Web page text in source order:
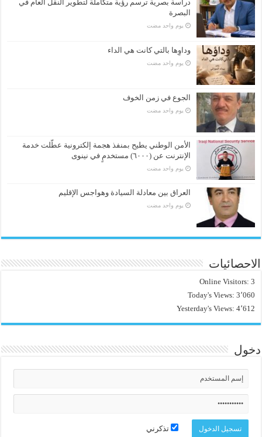
دراسة بصرية ترسم رؤية متكاملة لتطوير النقل العام في
البصرة
‏يوم واحد مضت
وداوِها بالتي كانت هي الداء
‏يوم واحد مضت
الجوع في زمن الخوف
‏يوم واحد مضت
الأمن الوطني يطيح بمنفذ هجمة إلكترونية عطّلت خدمة
الإنترنت عن (٦٠٠٠) مستخدمٍ في نينوى
‏يوم واحد مضت
العراق بين معادلة السيادة وهواجس الإقليم
‏يوم واحد مضت
الاحصائيات
Online Visitors: 3
Today's Views: 3٬060
Yesterday's Views: 4٬612
دخول
تذكرني